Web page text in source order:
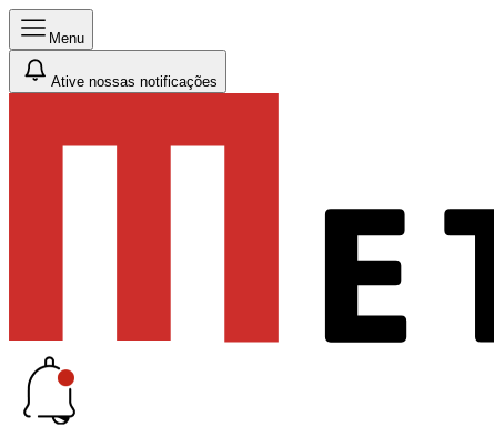
Menu
Ative nossas notificações